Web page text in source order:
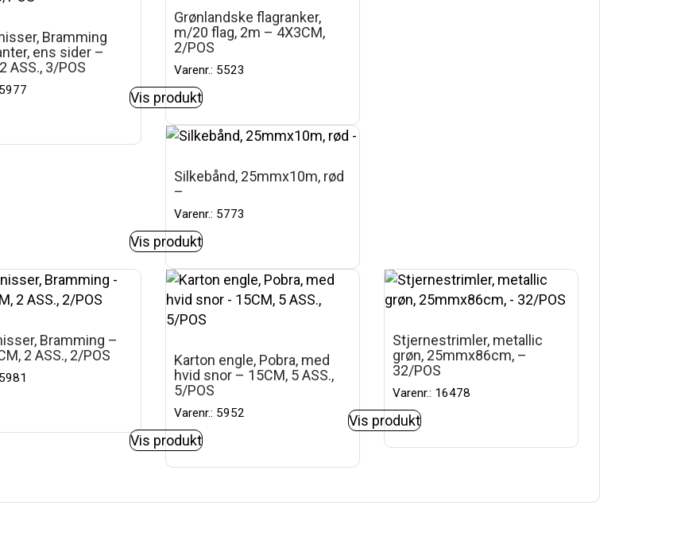
Bramming
ens sider –
ASS., 3/POS
Grønlandske flagranker,
m/20 flag, 2m – 4X3CM,
2/POS
Varenr.: 5523
Vis produkt
Silkebånd, 25mmx10m, rød
–
Varenr.: 5773
Vis produkt
Bramming –
2 ASS., 2/POS
Karton engle, Pobra, med
hvid snor – 15CM, 5 ASS.,
5/POS
Varenr.: 5952
Vis produkt
Stjernestrimler, metallic
grøn, 25mmx86cm, –
32/POS
Varenr.: 16478
Vis produkt